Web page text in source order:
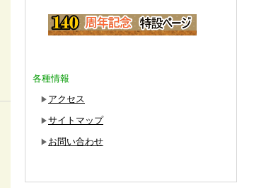
各種情報
▶ アクセス
▶サイトマップ
▶ お問い合わせ